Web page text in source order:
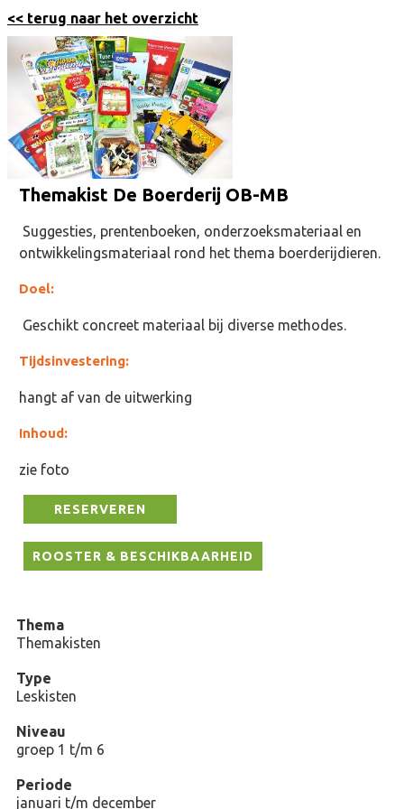
<< terug naar het overzicht
Themakist De Boerderij OB-MB
Suggesties, prentenboeken, onderzoeksmateriaal en
ontwikkelingsmateriaal rond het thema boerderijdieren.
Doel:
Geschikt concreet materiaal bij diverse methodes.
Tijdsinvestering:
hangt af van de uitwerking
Inhoud:
zie foto
RESERVEREN
ROOSTER & BESCHIKBAARHEID
Thema
Themakisten
Type
Leskisten
Niveau
groep 1 t/m 6
Periode
januari t/m december